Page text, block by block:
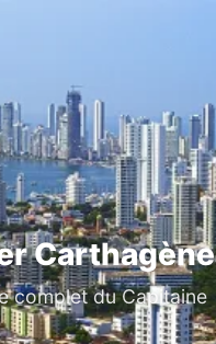
Carthagène
complet du Capitaine